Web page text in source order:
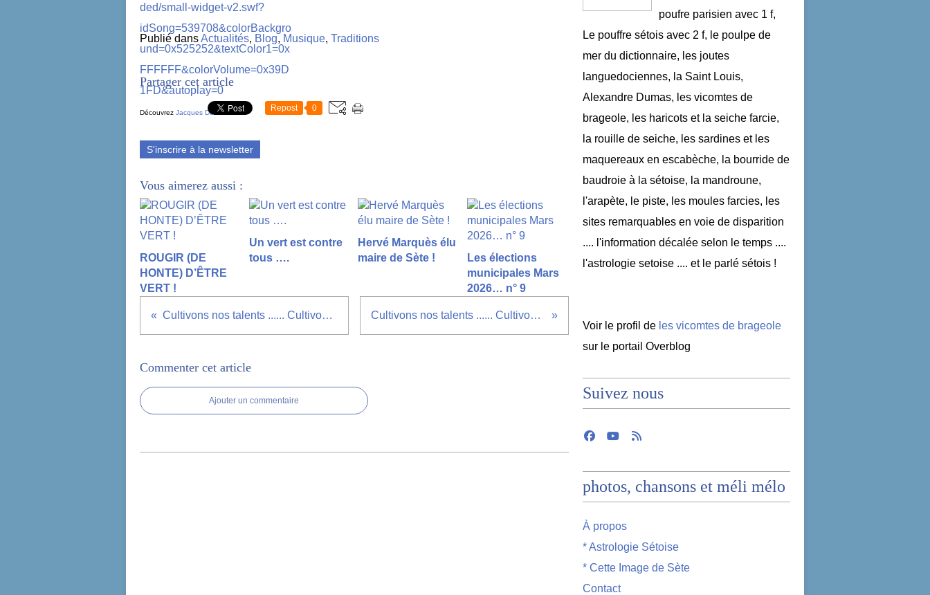
ded/small-widget-v2.swf?
idSong=539708&colorBackgro
und=0x525252&textColor1=0x
FFFFFF&colorVolume=0x39D
1FD&autoplay=0
Découvrez Jacques Dutronc
Publié dansActualités, Blog, Musique, Traditions
Partager cet article
Repost 0
S'inscrire à la newsletter
Vous aimerez aussi :
ROUGIR (DE
HONTE) D’ÊTRE
VERT !
Un vert est contre
tous ….
Hervé Marquès élu
maire de Sète !
Les élections
municipales Mars
2026… n° 9
Cultivons nos talents ...... Cultivons les talents des vicomtes de brageole Cultivons nos talents ...... Cultivons les talents des vicomtes de brageole
Commenter cet article
Ajouter un commentaire
poufre parisien avec 1 f,
Le pouffre sétois avec 2 f, le poulpe de
mer du dictionnaire, les joutes
languedociennes, la Saint Louis,
Alexandre Dumas, les vicomtes de
brageole, les haricots et la seiche farcie,
la rouille de seiche, les sardines et les
maquereaux en escabèche, la bourride de
baudroie à la sétoise, la mandroune,
l'arapète, le piste, les moules farcies, les
sites remarquables en voie de disparition
.... l'information décalée selon le temps ....
l'astrologie setoise .... et le parlé sétois !
Voir le profil de les vicomtes de brageole
sur le portail Overblog
Suivez nous
photos, chansons et méli mélo
À propos
* Astrologie Sétoise
* Cette Image de Sète
Contact